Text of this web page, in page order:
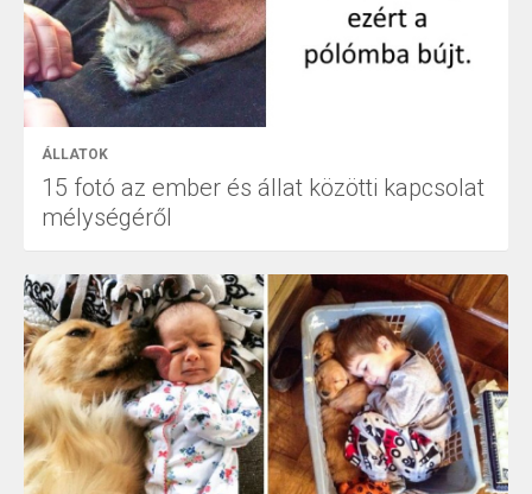
ÁLLATOK
15 fotó az ember és állat közötti kapcsolat
mélységéről